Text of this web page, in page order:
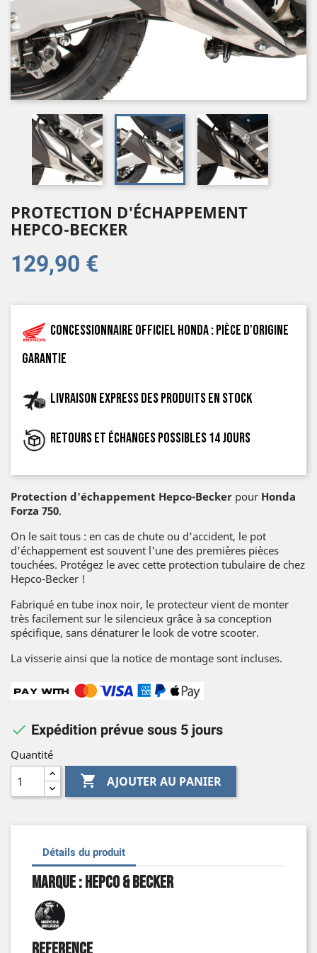
PROTECTION D'ÉCHAPPEMENT
HEPCO-BECKER
129,90 €
Concessionnaire officiel Honda : pièce d'origine
garantie
Livraison express des produits en stock
Retours et échanges possibles 14 jours
Protection d'échappement Hepco-Becker pour Honda
Forza 750.
On le sait tous : en cas de chute ou d'accident, le pot
d'échappement est souvent l'une des premières pièces
touchées. Protégez le avec cette protection tubulaire de chez
Hepco-Becker !
Fabriqué en tube inox noir, le protecteur vient de monter
très facilement sur le silencieux grâce à sa conception
spécifique, sans dénaturer le look de votre scooter.
La visserie ainsi que la notice de montage sont incluses.
 Expédition prévue sous 5 jours
Quantité
 AJOUTER AU PANIER
Détails du produit
Marque : Hepco & Becker